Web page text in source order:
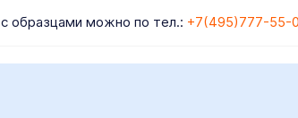
с образцами можно по тел.: +7(495)777-55-